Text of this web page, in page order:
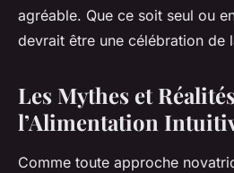
agréable. Que ce soit seul ou
devrait être une célébration de
Les Mythes et
l’Alimentation
Comme toute approche